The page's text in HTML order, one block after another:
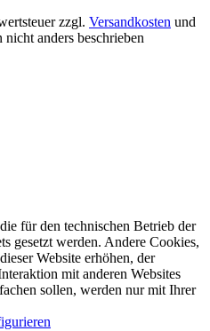
zzgl. Versandkosten und
anders beschrieben
für den technischen Betrieb der
gesetzt werden. Andere Cookies,
Website erhöhen, der
mit anderen Websites
sollen, werden nur mit Ihrer